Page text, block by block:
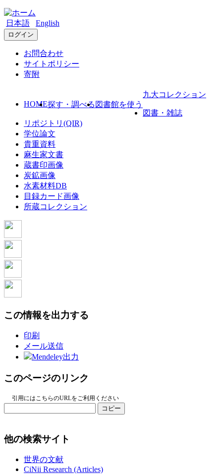
日本語 English
ログイン
お問合わせ
サイトポリシー
寄附
HOME探す・調べる 図書館を使う
九大コレクション
図書・雑誌
リポジトリ(QIR)
学位論文
貴重資料
麻生家文書
蔵書印画像
炭鉱画像
水素材料DB
目録カード画像
所蔵コレクション
この情報を出力する
印刷
メール送信
Mendeley出力
このページのリンク
引用にはこちらのURLをご利用ください
コピー
他の検索サイト
世界の文献
CiNii Research (Articles)